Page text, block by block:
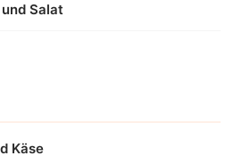
Salat
Käse